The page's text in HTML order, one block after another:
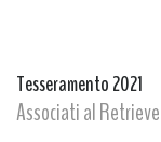
Tesseramento 2021
Associati al